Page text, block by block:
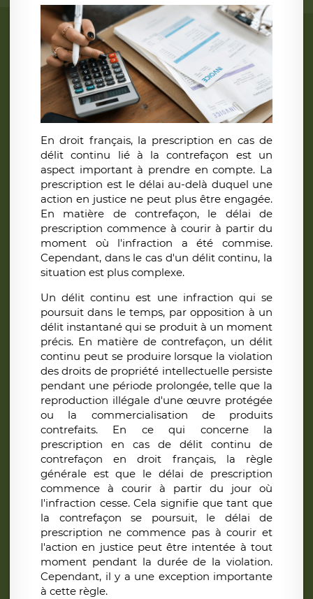
En droit français, la prescription en cas de
délit continu lié à la contrefaçon est un
aspect important à prendre en compte. La
prescription est le délai au-delà duquel une
action en justice ne peut plus être engagée.
En matière de contrefaçon, le délai de
prescription commence à courir à partir du
moment où l'infraction a été commise.
Cependant, dans le cas d'un délit continu, la
situation est plus complexe.
Un délit continu est une infraction qui se
poursuit dans le temps, par opposition à un
délit instantané qui se produit à un moment
précis. En matière de contrefaçon, un délit
continu peut se produire lorsque la violation
des droits de propriété intellectuelle persiste
pendant une période prolongée, telle que la
reproduction illégale d'une œuvre protégée
ou la commercialisation de produits
contrefaits. En ce qui concerne la
prescription en cas de délit continu de
contrefaçon en droit français, la règle
générale est que le délai de prescription
commence à courir à partir du jour où
l'infraction cesse. Cela signifie que tant que
la contrefaçon se poursuit, le délai de
prescription ne commence pas à courir et
l'action en justice peut être intentée à tout
moment pendant la durée de la violation.
Cependant, il y a une exception importante
à cette règle.